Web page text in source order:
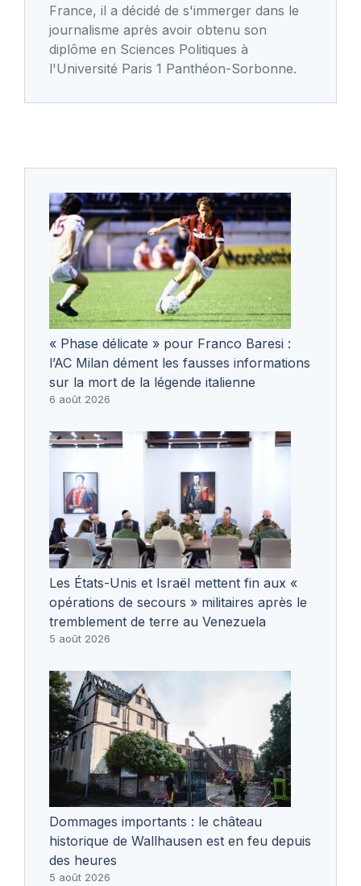
France, il a décidé de s'immerger dans le
journalisme après avoir obtenu son
diplôme en Sciences Politiques à
l'Université Paris 1 Panthéon-Sorbonne.
« Phase délicate » pour Franco Baresi :
l’AC Milan dément les fausses informations
sur la mort de la légende italienne
6 août 2026
Les États-Unis et Israël mettent fin aux «
opérations de secours » militaires après le
tremblement de terre au Venezuela
5 août 2026
Dommages importants : le château
historique de Wallhausen est en feu depuis
des heures
5 août 2026